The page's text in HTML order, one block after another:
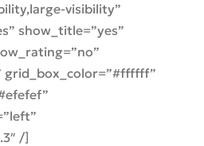
visibility”
show_title=”yes”
grid_box_color=”#ffffff”
/]